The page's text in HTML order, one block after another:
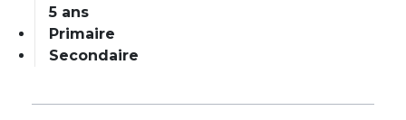
5 ans
Primaire
Secondaire